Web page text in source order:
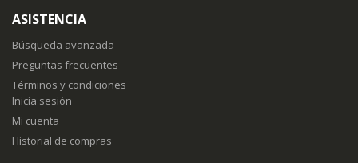
de
noticias:
ASISTENCIA
Búsqueda avanzada
Preguntas frecuentes
Términos y condiciones
Inicia sesión
Mi cuenta
Historial de compras